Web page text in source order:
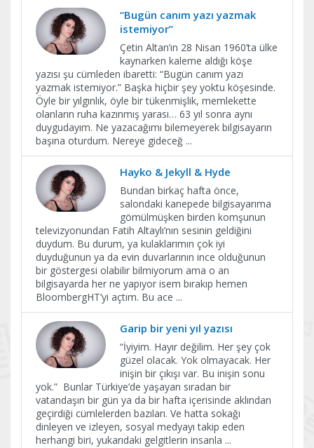
“Bugün canım yazı yazmak
istemiyor”
Çetin Altan’ın 28 Nisan 1960’ta ülke
kaynarken kaleme aldığı köşe
yazısı şu cümleden ibaretti: “Bugün canım yazı
yazmak istemiyor.” Başka hiçbir şey yoktu köşesinde.
Öyle bir yılgınlık, öyle bir tükenmişlik, memlekette
olanların ruha kazınmış yarası… 63 yıl sonra aynı
duygudayım. Ne yazacağımı bilemeyerek bilgisayarın
başına oturdum. Nereye gideceğ ...
Hayko & Jekyll & Hyde
Bundan birkaç hafta önce,
salondaki kanepede bilgisayarıma
gömülmüşken birden komşunun
televizyonundan Fatih Altaylı’nın sesinin geldiğini
duydum. Bu durum, ya kulaklarımın çok iyi
duyduğunun ya da evin duvarlarının ince olduğunun
bir göstergesi olabilir bilmiyorum ama o an
bilgisayarda her ne yapıyor isem bırakıp hemen
BloombergHT’yi açtım. Bu ace ...
Garip bir yeni yıl yazısı
“İyiyim. Hayır değilim. Her şey çok
güzel olacak. Yok olmayacak. Her
inişin bir çıkışı var. Bu inişin sonu
yok.” Bunlar Türkiye’de yaşayan sıradan bir
vatandaşın bir gün ya da bir hafta içerisinde aklından
geçirdiği cümlelerden bazıları. Ve hatta sokağı
dinleyen ve izleyen, sosyal medyayı takip eden
herhangi biri, yukarıdaki gelgitlerin insanla ...